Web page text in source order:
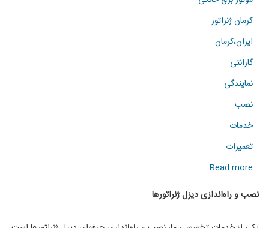
کرمان ژنراتور
ایران،کرمان
گارانتی
نمایندگی
نصب
خدمات
تعمیرات
Read more
about
نصب
نصب و راه‌اندازی دیزل ژنراتورها